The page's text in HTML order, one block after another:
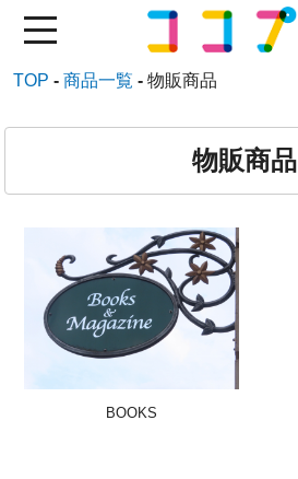
TOP 商品一覧 物販商品
物販商品
BOOKS